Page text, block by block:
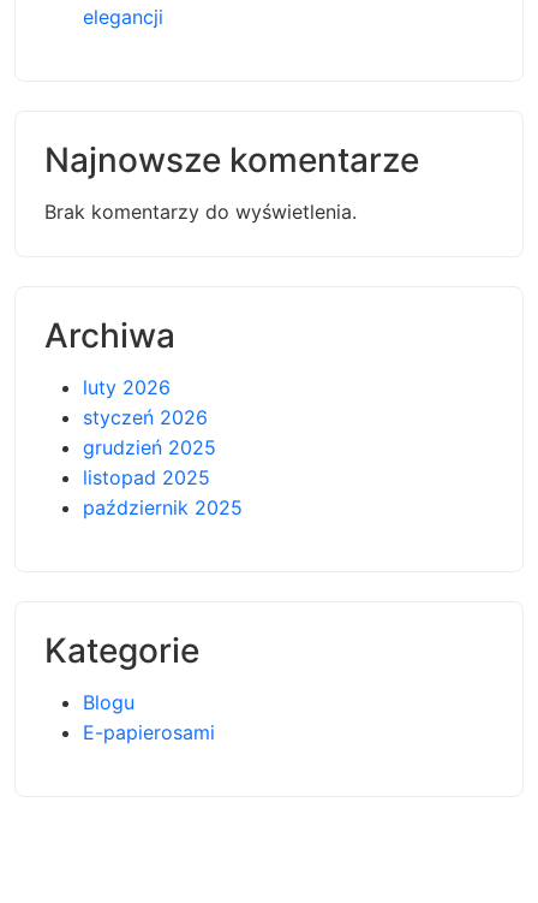
elegancji
Najnowsze komentarze
Brak komentarzy do wyświetlenia.
Archiwa
luty 2026
styczeń 2026
grudzień 2025
listopad 2025
październik 2025
Kategorie
Blogu
E-papierosami